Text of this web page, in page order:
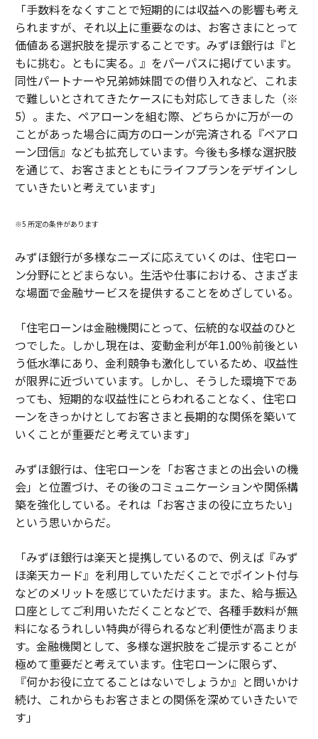
「手数料をなくすことで短期的には収益への影響も考え
られますが、それ以上に重要なのは、お客さまにとって
価値ある選択肢を提示することです。みずほ銀行は『と
もに挑む。ともに実る。』をパーパスに掲げています。
同性パートナーや兄弟姉妹間での借り入れなど、これま
で難しいとされてきたケースにも対応してきました（※
5）。また、ペアローンを組む際、どちらかに万が一の
ことがあった場合に両方のローンが完済される『ペアロ
ーン団信』なども拡充しています。今後も多様な選択肢
を通じて、お客さまとともにライフプランをデザインし
ていきたいと考えています」
※5 所定の条件があります
みずほ銀行が多様なニーズに応えていくのは、住宅ロー
ン分野にとどまらない。生活や仕事における、さまざま
な場面で金融サービスを提供することをめざしている。
「住宅ローンは金融機関にとって、伝統的な収益のひと
つでした。しかし現在は、変動金利が年1.00％前後とい
う低水準にあり、金利競争も激化しているため、収益性
が限界に近づいています。しかし、そうした環境下であ
っても、短期的な収益性にとらわれることなく、住宅ロ
ーンをきっかけとしてお客さまと長期的な関係を築いて
いくことが重要だと考えています」
みずほ銀行は、住宅ローンを「お客さまとの出会いの機
会」と位置づけ、その後のコミュニケーションや関係構
築を強化している。それは「お客さまの役に立ちたい」
という思いからだ。
「みずほ銀行は楽天と提携しているので、例えば『みず
ほ楽天カード』を利用していただくことでポイント付与
などのメリットを感じていただけます。また、給与振込
口座としてご利用いただくことなどで、各種手数料が無
料になるうれしい特典が得られるなど利便性が高まりま
す。金融機関として、多様な選択肢をご提示することが
極めて重要だと考えています。住宅ローンに限らず、
『何かお役に立てることはないでしょうか』と問いかけ
続け、これからもお客さまとの関係を深めていきたいで
す」